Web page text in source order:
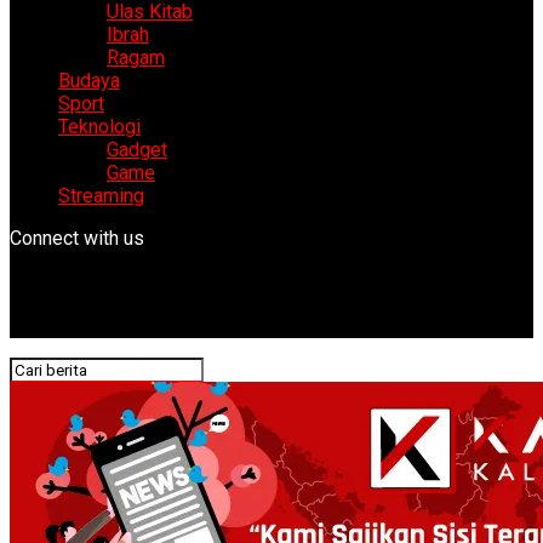
Ulas Kitab
Ibrah
Ragam
Budaya
Sport
Teknologi
Gadget
Game
Streaming
Connect with us